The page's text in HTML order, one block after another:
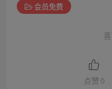
会员免费
点赞 0